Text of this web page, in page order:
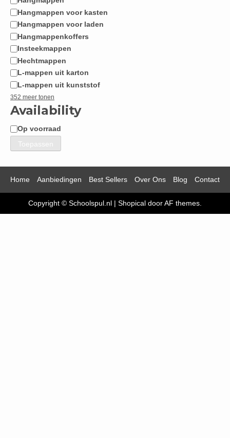
Hangmappen voor kasten
Hangmappen voor laden
Hangmappenkoffers
Insteekmappen
Hechtmappen
L-mappen uit karton
L-mappen uit kunststof
352 meer tonen
Availability
Beschikbaarheid
Op voorraad
Toepassen
Home Aanbiedingen Best Sellers Over Ons Blog Contact
Copyright © Schoolspul.nl | Shopical door AF themes.